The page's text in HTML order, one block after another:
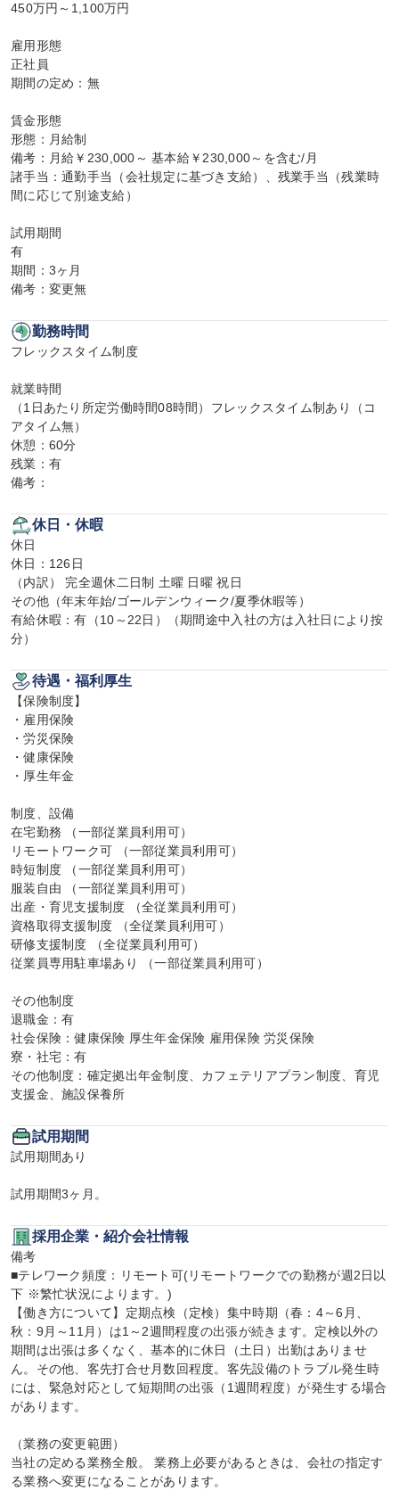
450万円～1,100万円
雇用形態
正社員
期間の定め：無
賃金形態
形態：月給制
備考：月給￥230,000～ 基本給￥230,000～を含む/月
諸手当：通勤手当（会社規定に基づき支給）、残業手当（残業時
間に応じて別途支給）
試用期間
有
期間：3ヶ月
備考：変更無
勤務時間
フレックスタイム制度
就業時間
（1日あたり所定労働時間08時間）フレックスタイム制あり（コ
アタイム無）
休憩：60分
残業：有
備考：
休日・休暇
休日
休日：126日
（内訳） 完全週休二日制 土曜 日曜 祝日
その他（年末年始/ゴールデンウィーク/夏季休暇等）
有給休暇：有（10～22日）（期間途中入社の方は入社日により按
分）
待遇・福利厚生
【保険制度】
・雇用保険
・労災保険
・健康保険
・厚生年金
制度、設備
在宅勤務 （一部従業員利用可）
リモートワーク可 （一部従業員利用可）
時短制度 （一部従業員利用可）
服装自由 （一部従業員利用可）
出産・育児支援制度 （全従業員利用可）
資格取得支援制度 （全従業員利用可）
研修支援制度 （全従業員利用可）
従業員専用駐車場あり （一部従業員利用可）
その他制度
退職金：有
社会保険：健康保険 厚生年金保険 雇用保険 労災保険
寮・社宅：有
その他制度：確定拠出年金制度、カフェテリアプラン制度、育児
支援金、施設保養所
試用期間
試用期間あり
試用期間3ヶ月。
採用企業・紹介会社情報
備考
■テレワーク頻度：リモート可(リモートワークでの勤務が週2日以
下 ※繁忙状況によります。)
【働き方について】定期点検（定検）集中時期（春：4～6月、
秋：9月～11月）は1～2週間程度の出張が続きます。定検以外の
期間は出張は多くなく、基本的に休日（土日）出勤はありませ
ん。その他、客先打合せ月数回程度。客先設備のトラブル発生時
には、緊急対応として短期間の出張（1週間程度）が発生する場合
があります。
（業務の変更範囲）
当社の定める業務全般。 業務上必要があるときは、会社の指定す
る業務へ変更になることがあります。